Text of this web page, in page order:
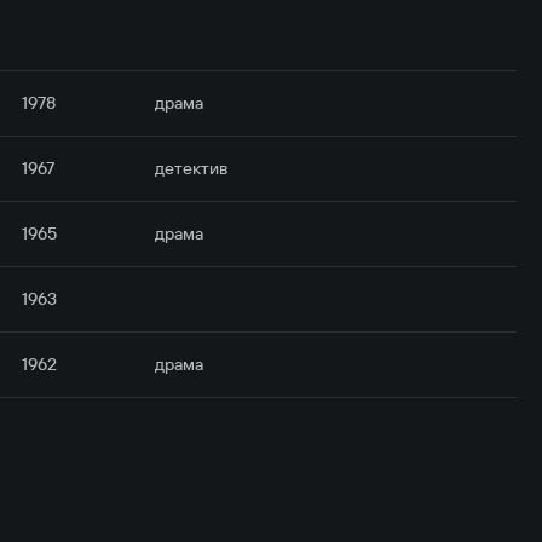
1978 драма
1967 детектив
1965 драма
1963
1962 драма